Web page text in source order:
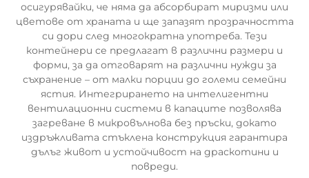
осигурявайки, че няма да абсорбират миризми или
цветове от храната и ще запазят прозрачността
си дори след многократна употреба. Тези
контейнери се предлагат в различни размери и
форми, за да отговарят на различни нужди за
съхранение – от малки порции до големи семейни
ястия. Интегрирането на интелигентни
вентилационни системи в капаците позволява
загреване в микровълнова без пръски, докато
издръжливата стъклена конструкция гарантира
дълъг живот и устойчивост на драскотини и
повреди.